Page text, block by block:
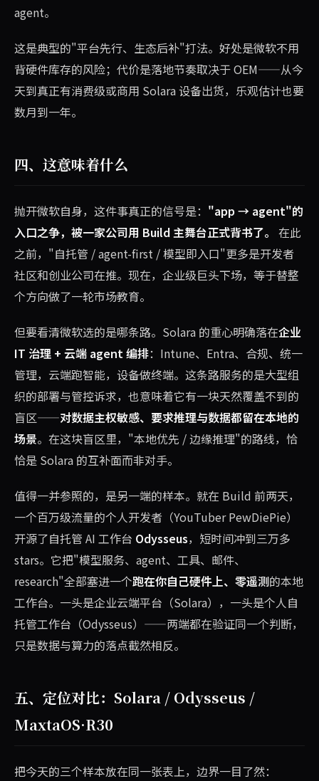
agent。
这是典型的"平台先行、生态后补"打法。好处是微软不用
背硬件库存的风险；代价是落地节奏取决于 OEM——从今
天到真正有消费级或商用 Solara 设备出货，乐观估计也要
数月到一年。
四、这意味着什么
抛开微软自身，这件事真正的信号是： "app → agent"的
入口之争，被一家公司用 Build 主舞台正式背书了。 在此
之前，"自托管 / agent-first / 模型即入口"更多是开发者
社区和创业公司在推。现在，企业级巨头下场，等于替整
个方向做了一轮市场教育。
但要看清微软选的是哪条路。Solara 的重心明确落在企业
IT 治理 + 云端 agent 编排：Intune、Entra、合规、统一
管理，云端跑智能，设备做终端。这条路服务的是大型组
织的部署与管控诉求，也意味着它有一块天然覆盖不到的
盲区——对数据主权敏感、要求推理与数据都留在本地的
场景。在这块盲区里，"本地优先 / 边缘推理"的路线，恰
恰是 Solara 的互补面而非对手。
值得一并参照的，是另一端的样本。就在 Build 前两天，
一个百万级流量的个人开发者（YouTuber PewDiePie）
开源了自托管 AI 工作台 Odysseus，短时间冲到三万多
stars。它把"模型服务、agent、工具、邮件、
research"全部塞进一个跑在你自己硬件上、零遥测的本地
工作台。一头是企业云端平台（Solara），一头是个人自
托管工作台（Odysseus）——两端都在验证同一个判断，
只是数据与算力的落点截然相反。
五、定位对比：Solara / Odysseus /
MaxtaOS·R30
把今天的三个样本放在同一张表上，边界一目了然：